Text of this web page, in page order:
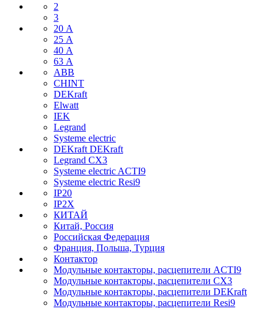
2
3
20 А
25 А
40 А
63 А
ABB
CHINT
DEKraft
Elwatt
IEK
Legrand
Systeme electric
DEKraft DEKraft
Legrand CX3
Systeme electric ACTI9
Systeme electric Resi9
IP20
IP2X
КИТАЙ
Китай, Россия
Российская Федерация
Франция, Польша, Турция
Контактор
Модульные контакторы, расцепители ACTI9
Модульные контакторы, расцепители CX3
Модульные контакторы, расцепители DEKraft
Модульные контакторы, расцепители Resi9